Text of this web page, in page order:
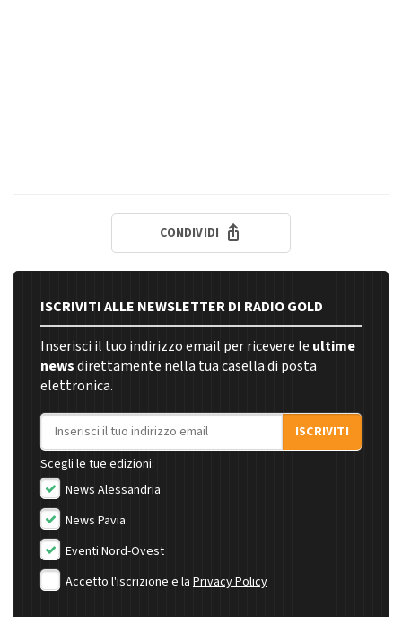
CONDIVIDI
ISCRIVITI ALLE NEWSLETTER DI RADIO GOLD
Inserisci il tuo indirizzo email per ricevere le ultime
newsdirettamente nella tua casella di posta
elettronica.
Indirizzo email
ISCRIVITI
Scegli le tue edizioni:
News Alessandria
News Pavia
Eventi Nord-Ovest
Accetto l'iscrizione e la Privacy Policy